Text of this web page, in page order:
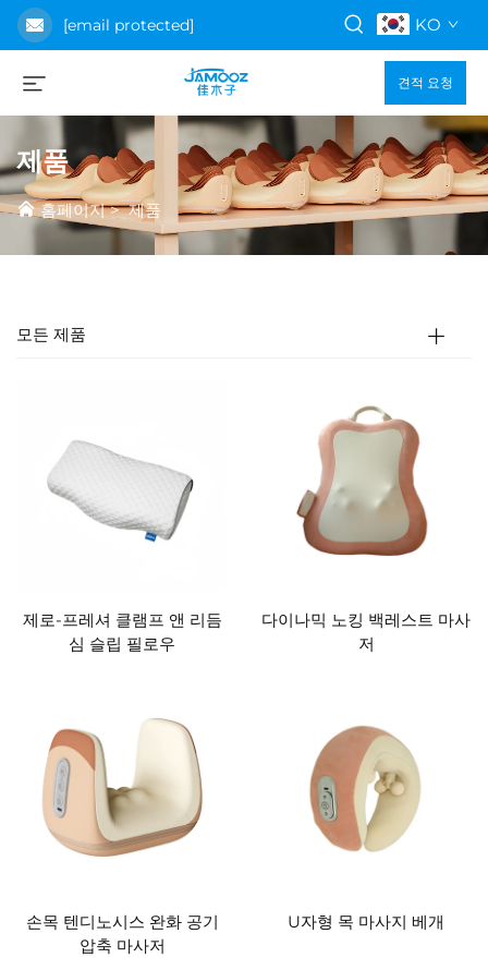
[email protected] KO
견적 요청
제품
홈페이지>제품
모든 제품
제로-프레셔 클램프 앤 리듬
심 슬립 필로우
다이나믹 노킹 백레스트 마사
저
손목 텐디노시스 완화 공기
압축 마사저
U자형 목 마사지 베개